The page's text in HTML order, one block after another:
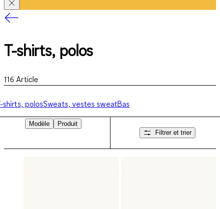
T-shirts, polos
116 Article
shirts, polosSweats, vestes sweatBas
Modèle
Produit
Filtrer et trier